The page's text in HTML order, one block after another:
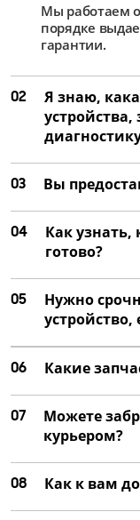
Мы работаем
порядке
гарантии.
02
Я знаю,
03 Вы
04
Как узнать,
готово?
05
Нужно
устройство,
06 Какие
07
Можете
курьером?
08 Как к вам